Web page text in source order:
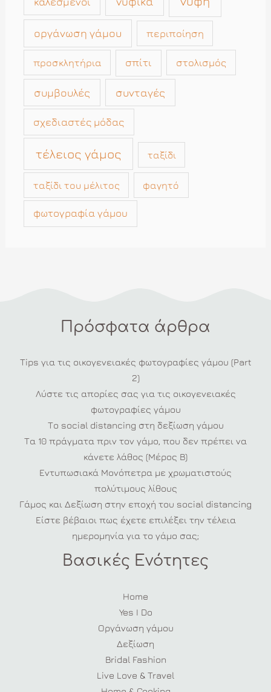
οργάνωση γάμου περιποίηση
προσκλητήρια σπίτι στολισμός
συμβουλές συνταγές
σχεδιαστές μόδας
τέλειος γάμος ταξίδι
ταξίδι του μέλιτος φαγητό
φωτογραφία γάμου
Πρόσφατα άρθρα
Tips για τις οικογενειακές φωτογραφίες γάμου (Part
2)
Λύστε τις απορίες σας για τις οικογενειακές
φωτογραφίες γάμου
Το social distancing στη δεξίωση γάμου
Τα 10 πράγματα πριν τον γάμο, που δεν πρέπει να
κάνετε λάθος (Μέρος Β)
Εντυπωσιακά Μονόπετρα με χρωματιστούς
πολύτιμους λίθους
Γάμος και Δεξίωση στην εποχή του social distancing
Είστε βέβαιοι πως έχετε επιλέξει την τέλεια
ημερομηνία για το γάμο σας;
Βασικές Ενότητες
Home
Yes I Do
Οργάνωση γάμου
Δεξίωση
Bridal Fashion
Live Love & Travel